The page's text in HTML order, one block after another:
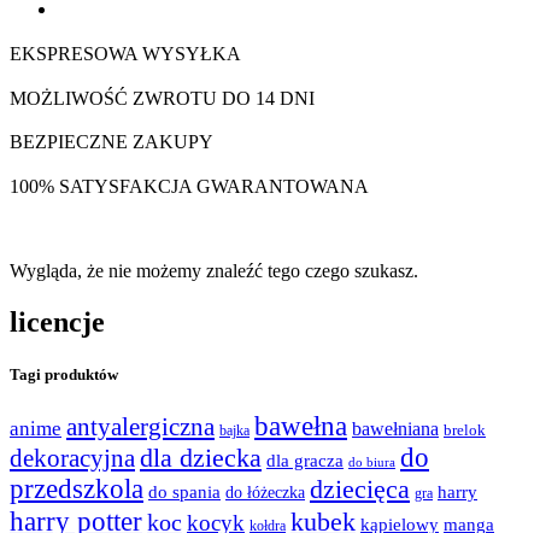
EKSPRESOWA WYSYŁKA
MOŻLIWOŚĆ ZWROTU DO 14 DNI
BEZPIECZNE ZAKUPY
100% SATYSFAKCJA GWARANTOWANA
Wygląda, że nie możemy znaleźć tego czego szukasz.
licencje
Tagi produktów
anime antyalergiczna bajka bawełna bawełniana brelok
dekoracyjna dla dziecka dla gracza do biura do
przedszkola do spania do łóżeczka dziecięca gra harry
harry potterkoc kocyk kołdra kubek kąpielowy manga